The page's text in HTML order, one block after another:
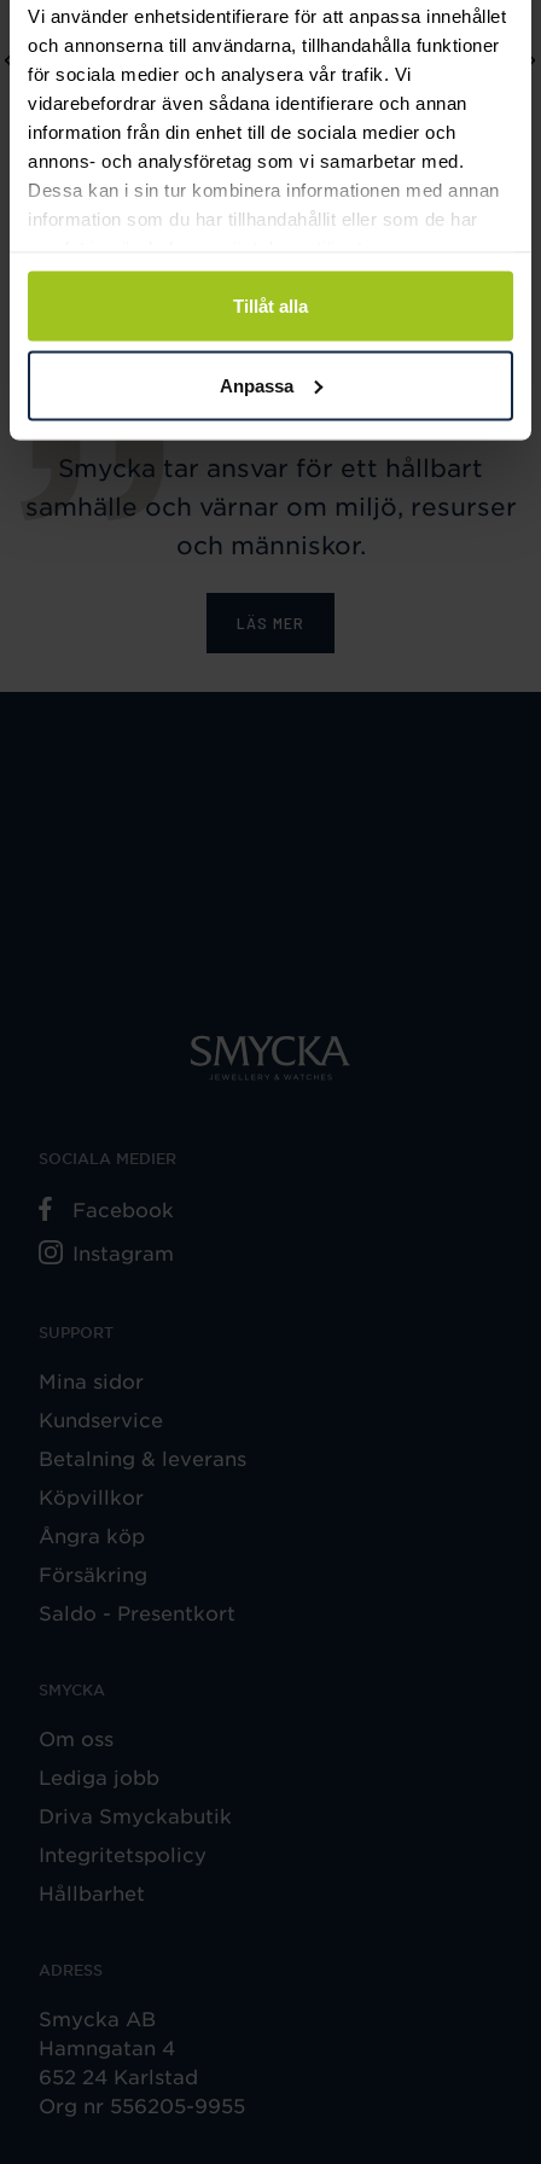
Vi använder enhetsidentifierare för att anpassa innehållet
och annonserna till användarna, tillhandahålla funktioner
för sociala medier och analysera vår trafik. Vi
vidarebefordrar även sådana identifierare och annan
information från din enhet till de sociala medier och
annons- och analysföretag som vi samarbetar med.
Dessa kan i sin tur kombinera informationen med annan
information som du har tillhandahållit eller som de har
Tillåt alla
Anpassa
Thomas Sabo
Classic
Smycka tar ansvar för ett hållbart
samhälle och värnar om miljö, resurser
och människor.
LÄS MER
SUPPORT
Mina sidor
Kundservice
Betalning & leverans
Köpvillkor
Ångra köp
Försäkring
Saldo - Presentkort
SMYCKA
Om oss
Lediga jobb
Driva Smyckabutik
Integritetspolicy
Hållbarhet
ADRESS
Smycka AB
Hamngatan 4
652 24 Karlstad
Org nr 556205-9955
SOCIALA MEDIER
Facebook
Instagram